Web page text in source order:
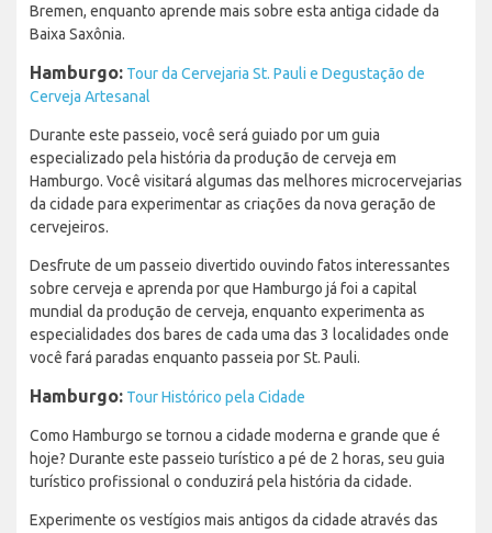
Bremen, enquanto aprende mais sobre esta antiga cidade da
Baixa Saxônia.
Hamburgo: Tour da Cervejaria St. Pauli e Degustação de
Cerveja Artesanal
Durante este passeio, você será guiado por um guia
especializado pela história da produção de cerveja em
Hamburgo. Você visitará algumas das melhores microcervejarias
da cidade para experimentar as criações da nova geração de
cervejeiros.
Desfrute de um passeio divertido ouvindo fatos interessantes
sobre cerveja e aprenda por que Hamburgo já foi a capital
mundial da produção de cerveja, enquanto experimenta as
especialidades dos bares de cada uma das 3 localidades onde
você fará paradas enquanto passeia por St. Pauli.
Hamburgo: Tour Histórico pela Cidade
Como Hamburgo se tornou a cidade moderna e grande que é
hoje? Durante este passeio turístico a pé de 2 horas, seu guia
turístico profissional o conduzirá pela história da cidade.
Experimente os vestígios mais antigos da cidade através das